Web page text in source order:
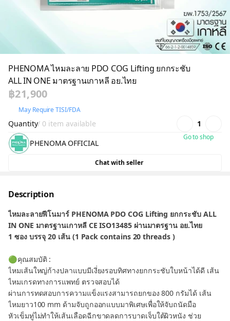
PHENOMA ไหมละลาย PDO COG Lifting ยกกระชับ
ALL IN ONE มาตรฐานเกาหลี อย.ไทย
฿21,900
May Require TISI/FDA
Quantity/ 0 item available
1
PHENOMA OFFICIAL
Go to shop
Chat with seller
Description
ไหมละลายฟีโนมาร์ PHENOMA PDO COG Lifting ยกกระชับ ALL
IN ONE มาตรฐานเกาหลี CE ISO13485 ผ่านมาตรฐาน อย.ไทย
1 ซอง บรรจุ 20 เส้น (1 Pack contains 20 threads )
🟢คุณสมบัติ :
ไหมเส้นใหญ่ก้างปลาแบบมีเงี่ยงรอบทิศทางยกกระชับใบหน้าได้ดี เส้น
ไหมเกรดทางการแพทย์ ตรวจสอบได้
ผ่านการทดสอบการความแข็งแรงสามารถยกของ 800 กรัมได้ เส้น
ไหมยาว100 mm ด้ามจับถูกออกแบบมาพิเศษเพื่อให้จับถนัดมือ
หัวเข็มทู่ไม่ทำให้เส้นเลือดฉีกขาดลดการบาดเจ็บใต้ผิวหนัง ช่วย